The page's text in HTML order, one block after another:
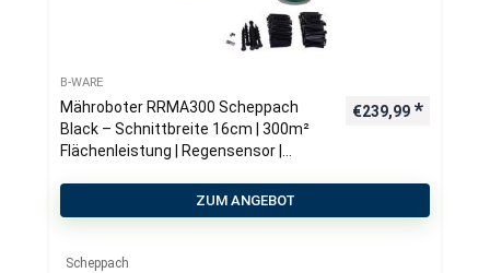
B-WARE
Mähroboter RRMA300 Scheppach
Black – Schnittbreite 16cm | 300m²
Flächenleistung | Regensensor |
€239,99
ZUM ANGEBOT
Scheppach